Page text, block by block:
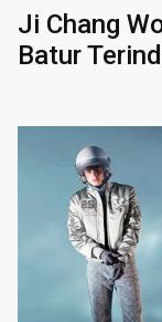
Ji Chang
Batur